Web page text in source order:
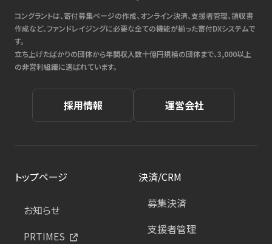
コングラントは、寄付募集ページの作成、オンライン決済、支援者管理、領収書
作成など、ファンドレイジングに必要な全ての機能が揃った寄付DXシステムで
す。
立ち上げたばかりの団体から年間収入数十億円規模の団体まで、3,000以上
の非営利組織に選ばれています。
採用情報 運営会社
トップページ
お知らせ
PRTIMES
決済/CRM
募集決済
支援者管理